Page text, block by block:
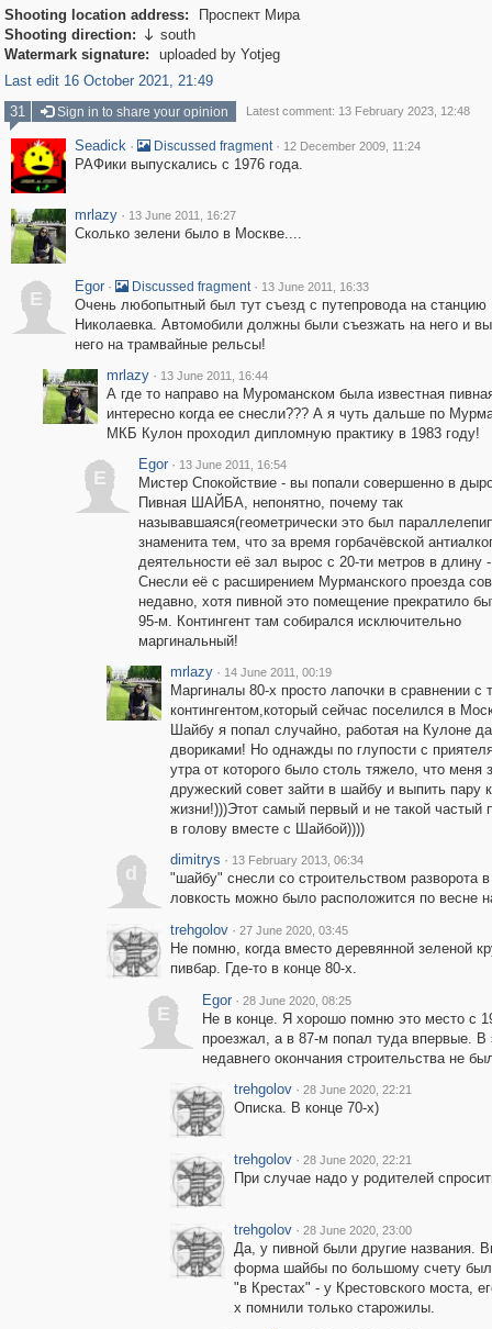
Shooting location address:
Проспект Мира
Shooting direction:  south
Watermark signature:
uploaded by Yotjeg
Last edit 16 October 2021, 21:49
31
Sign in to share your opinion Latest comment: 13 February 2023, 12:48
Seadick · Discussed fragment · 12 December 2009, 11:24
РАФики выпускались с 1976 года.
mrlazy · 13 June 2011, 16:27
Сколько зелени было в Москве....
E
Egor · Discussed fragment · 13 June 2011, 16:33
Очень любопытный был тут съезд с путепровода на станцию
Николаевка. Автомобили должны были съезжать на него и
него на трамвайные рельсы!
mrlazy · 13 June 2011, 16:44
А где то направо на Муроманском была известная
интересно когда ее снесли??? А я чуть дальше по
МКБ Кулон проходил дипломную практику в 1983 году!
E
Egor · 13 June 2011, 16:54
Мистер Спокойствие - вы попали совершенно в
Пивная ШАЙБА, непонятно, почему так
называвшаяся(геометрически это был
знаменита тем, что за время горбачёвской
деятельности её зал вырос с 20-ти метров в длину
Снесли её с расширением Мурманского проезда
недавно, хотя пивной это помещение прекратило
95-м. Контингент там собирался исключительно
маргинальный!
mrlazy · 14 June 2011, 00:19
Маргиналы 80-х просто лапочки в сравнении с
контингентом,который сейчас поселился в
Шайбу я попал случайно, работая на Кулоне
двориками! Но однажды по глупости с
утра от которого было столь тяжело, что
дружеский совет зайти в шайбу и выпить пару
жизни!)))Этот самый первый и не такой частый
в голову вместе с Шайбой))))
d
dimitrys · 13 February 2013, 06:34
"шайбу" снесли со строительством разворота
ловкость можно было расположится по весне
trehgolov · 27 June 2020, 03:45
Не помню, когда вместо деревянной зеленой
пивбар. Где-то в конце 80-х.
E
Egor · 28 June 2020, 08:25
Не в конце. Я хорошо помню это место с
проезжал, а в 87-м попал туда впервые.
недавнего окончания строительства не
trehgolov · 28 June 2020, 22:21
Описка. В конце 70-х)
trehgolov · 28 June 2020, 22:21
При случае надо у родителей
trehgolov · 28 June 2020, 23:00
Да, у пивной были другие названия.
форма шайбы по большому счету
"в Крестах" - у Крестовского моста,
х помнили только старожилы.